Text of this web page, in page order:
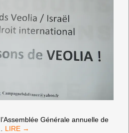
Générale annuelle de
LA